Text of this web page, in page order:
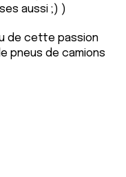
aussi ;) )
de cette passion
pneus de camions